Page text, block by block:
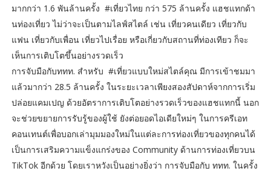
มากกว่า 1.6 พันล้านครั้ง #เที่ยวไทย กว่า 575 ล้านครั้ง แฮชแทกด้า
นท่องเที่ยว ไม่ว่าจะเป็นตามไลฟ์สไตล์ เช่น เที่ยวคนเดียว เที่ยวกับ
แฟน เที่ยวกับเพื่อน เที่ยวไปเรื่อย หรือเกี่ยวกับสถานที่ท่องเทียว ก็จะ
เห็นการเติบโตขึ้นอย่างรวดเร็ว
การจับมือกับททท. สำหรับ #เที่ยวแบบใหม่สไตล์คุณ มีการเข้าชมมา
แล้วมากว่า 28.5 ล้านครั้ง ในระยะเวลาเพียงสองสัปดาห์จากการเริ่ม
ปล่อยแคมเปญ ด้วยอัตราการเติบโตอย่างรวดเร็วของแฮชแทกนี้ นอก
จะช่วยขยายการรับรู้ของผู้ใช้ ยังต่อยอดไอเดียใหม่ๆ ในการครีเอท
คอนเทนต์เพื่อบอกเล่ามุมมองใหม่ในแต่ละการท่องเที่ยวของทุกคนได้
เป็นการเสริมความแข็งแกร่งของ Community ด้านการท่องเที่ยวบน
TikTok อีกด้วย โดยเราหวังเป็นอย่างยิ่งว่า การจับมือกับ ททท. ในครั้ง